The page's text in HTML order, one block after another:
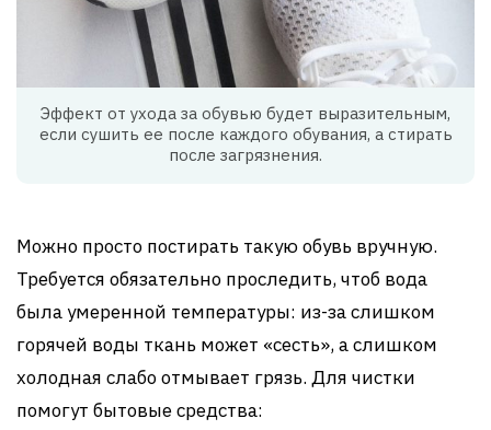
Эффект от ухода за обувью будет выразительным,
если сушить ее после каждого обувания, а стирать
после загрязнения.
Можно просто постирать такую обувь вручную.
Требуется обязательно проследить, чтоб вода
была умеренной температуры: из-за слишком
горячей воды ткань может «сесть», а слишком
холодная слабо отмывает грязь. Для чистки
помогут бытовые средства: